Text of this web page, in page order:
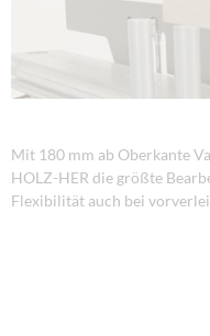
Mit 180 mm ab Oberkante
HOLZ-HER die größte
Flexibilität auch bei